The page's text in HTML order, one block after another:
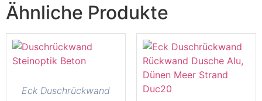
Ähnliche Produkte
Eck Duschrückwand